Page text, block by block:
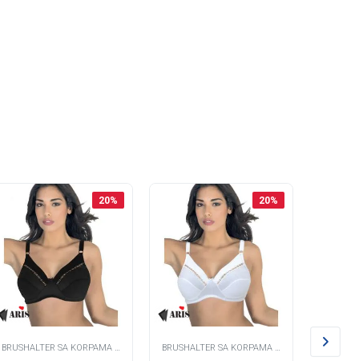
20%
BRUSHALTER SA KORPAMA -
20%
BRUSHALTER SA KORPAMA -